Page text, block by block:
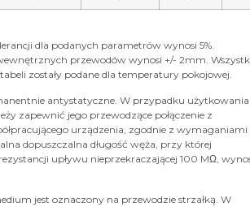
dla podanych parametrów wynosi 5%.
przewodów wynosi +/- 2mm.
zostały podane dla temperatury pokojowej.
antystatyczne. W przypadku użytkowania
zapewnić jego przewodzące połączenie z
urządzenia, zgodnie z wymaganiami
dopuszczalna długość węża, przy której
upływu nieprzekraczającej 100 MΩ,
jest oznaczony na przewodzie strzałką. W